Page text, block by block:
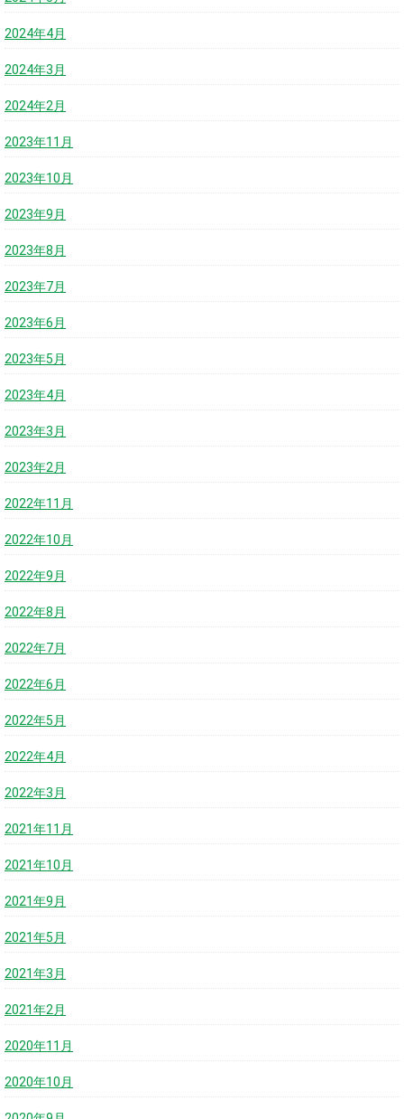
2024年4月
2024年3月
2024年2月
2023年11月
2023年10月
2023年9月
2023年8月
2023年7月
2023年6月
2023年5月
2023年4月
2023年3月
2023年2月
2022年11月
2022年10月
2022年9月
2022年8月
2022年7月
2022年6月
2022年5月
2022年4月
2022年3月
2021年11月
2021年10月
2021年9月
2021年5月
2021年3月
2021年2月
2020年11月
2020年10月